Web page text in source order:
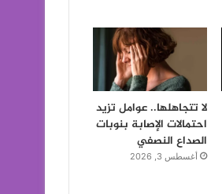
لا تتجاهلها.. عوامل تزيد
احتمالات الإصابة بنوبات
الصداع النصفي
أغسطس 3, 2026